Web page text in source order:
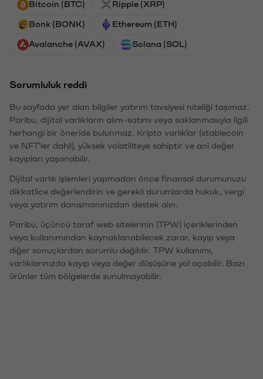
Bitcoin (BTC) Ripple (XRP)
Bonk (BONK) Ethereum (ETH)
Avalanche (AVAX) Solana (SOL)
Sorumluluk reddi
Bu sayfada yer alan bilgiler yatırım tavsiyesi niteliği taşımaz.
Paribu, dijital varlıkların alım-satımı veya saklanmasıyla ilgili
herhangi bir öneride bulunmaz. Kripto varlıklar (stablecoin
ve NFT'ler dahil), yüksek volatiliteye sahiptir ve ani değer
kayıpları yaşanabilir.
Dijital varlık işlemleri yapmadan önce finansal durumunuzu
dikkatlice değerlendirin ve gerekli durumlarda hukuk, vergi
veya yatırım danışmanınızdan destek alın.
Paribu, üçüncü taraf web sitelerinin (TPW) içeriklerinden
veya kullanımından kaynaklanabilecek zarar, kayıp veya
diğer sonuçlardan sorumlu değildir. TPW kullanımı,
varlıklarınızda kayıp veya değer düşüşüne yol açabilir. Bazı
ürünler tüm bölgelerde sunulmayabilir.